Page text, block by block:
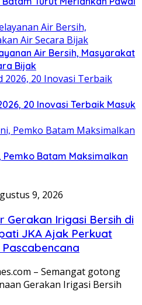
Air Bersih, Masyarakat
Bijak
20 Inovasi Terbaik Masuk
Pemko Batam Maksimalkan
9, 2026
Gerakan Irigasi Bersih di
JKA Ajak Perkuat
– Semangat gotong
Gerakan Irigasi Bersih